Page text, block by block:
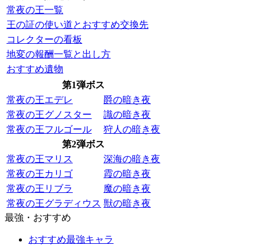
常夜の王一覧
王の証の使い道とおすすめ交換先
コレクターの看板
地変の報酬一覧と出し方
おすすめ遺物
第1弾ボス
常夜の王エデレ
爵の暗き夜
常夜の王グノスター
識の暗き夜
常夜の王フルゴール
狩人の暗き夜
第2弾ボス
常夜の王マリス
深海の暗き夜
常夜の王カリゴ
霞の暗き夜
常夜の王リブラ
魔の暗き夜
常夜の王グラディウス 獣の暗き夜
最強・おすすめ
おすすめ最強キャラ